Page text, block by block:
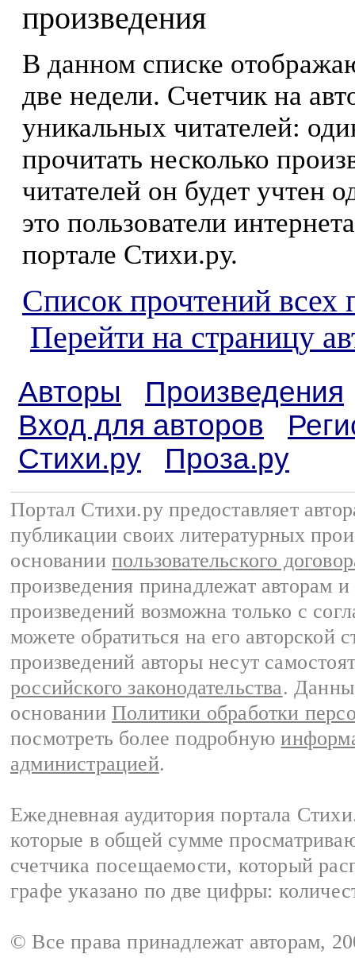
произведения
В данном списке
две недели. Счетчик на
уникальных читателей:
прочитать несколько
читателей он будет учтен
это пользователи
портале Стихи.ру.
Список прочтений всех
Перейти на страницу
Авторы
Произведения
Вход для авторов
Стихи.ру
Проза.ру
Портал Стихи.ру предоставляет
публикации своих литературных
основании пользовательского
произведения принадлежат авторам
произведений возможна только с
можете обратиться на его авторской
произведений авторы несут
российского законодательства.
основании Политики обработки
посмотреть более подробную
администрацией.
Ежедневная аудитория портала
которые в общей сумме
счетчика посещаемости, который
графе указано по две цифры:
© Все права принадлежат авторам,